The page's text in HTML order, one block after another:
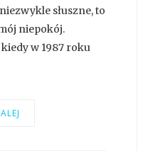
słuszne, to
niepokój.
w 1987 roku